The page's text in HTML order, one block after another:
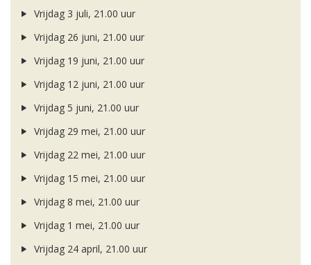
Vrijdag 3 juli, 21.00 uur
Vrijdag 26 juni, 21.00 uur
Vrijdag 19 juni, 21.00 uur
Vrijdag 12 juni, 21.00 uur
Vrijdag 5 juni, 21.00 uur
Vrijdag 29 mei, 21.00 uur
Vrijdag 22 mei, 21.00 uur
Vrijdag 15 mei, 21.00 uur
Vrijdag 8 mei, 21.00 uur
Vrijdag 1 mei, 21.00 uur
Vrijdag 24 april, 21.00 uur